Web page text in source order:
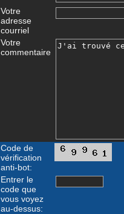
Votre
adresse
courriel
Votre
commentaire
Code de
vérification
anti-bot:
Entrer le
code que
vous voyez
au-dessus: